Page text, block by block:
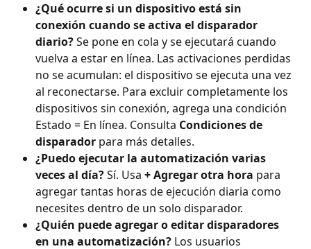
¿Qué ocurre si un dispositivo está sin
conexión cuando se activa el disparador
diario? Se pone en cola y se ejecutará cuando
vuelva a estar en línea. Las activaciones perdidas
no se acumulan: el dispositivo se ejecuta una vez
al reconectarse. Para excluir completamente los
dispositivos sin conexión, agrega una condición
Estado = En línea. Consulta Condiciones de
disparador para más detalles.
¿Puedo ejecutar la automatización varias
veces al día? Sí. Usa + Agregar otra hora para
agregar tantas horas de ejecución diaria como
necesites dentro de un solo disparador.
¿Quién puede agregar o editar disparadores
en una automatización? Los usuarios